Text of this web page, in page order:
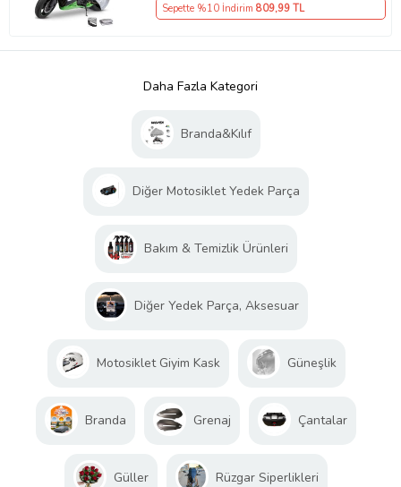
Sepette %10 İndirim 809,99 TL
Daha Fazla Kategori
Branda&Kılıf
Diğer Motosiklet Yedek Parça
Bakım & Temizlik Ürünleri
Diğer Yedek Parça, Aksesuar
Motosiklet Giyim Kask Güneşlik
Branda Grenaj Çantalar
Güller Rüzgar Siperlikleri